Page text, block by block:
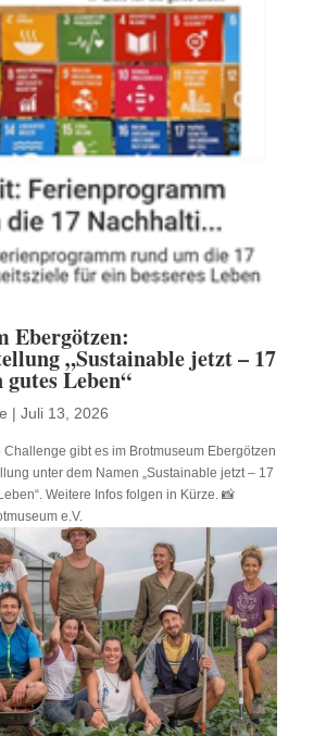
Ebergötzen:
„Sustainable jetzt – 17
Leben“
| Juli 13, 2026
gibt es im Brotmuseum Ebergötzen
unter dem Namen „Sustainable jetzt – 17
Weitere Infos folgen in Kürze. 📸
e.V.